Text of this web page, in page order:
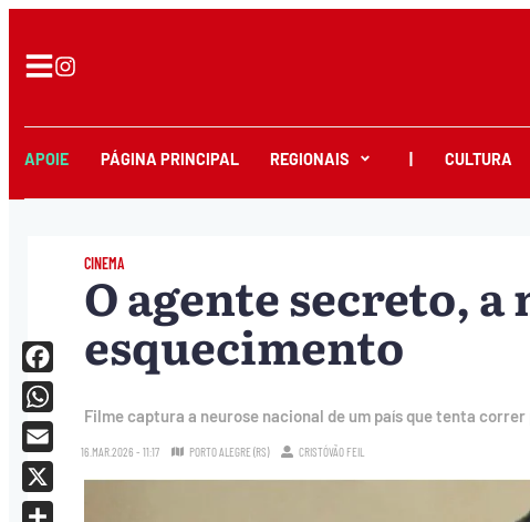
APOIE PÁGINA PRINCIPAL REGIONAIS CULTURA
CINEMA
O agente secreto, a
esquecimento
Filme captura a neurose nacional de um país que tenta
16.MAR.2026 - 11:17 PORTO ALEGRE (RS) CRISTÓVÃO FEIL
Facebook
WhatsApp
Email
X